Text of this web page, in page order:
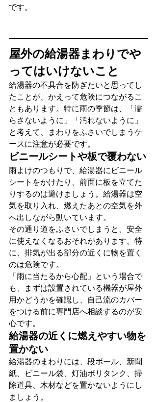
です。
屋外の給湯器まわりでや
ってはいけないこと
給湯器の不具合を防ぎたいと思ってし
たことが、かえって危険につながるこ
ともあります。特に雨の季節は、「濡
らさないように」「汚れないように」
と考えて、まわりをふさいでしまうケ
ースに注意が必要です。
ビニールシートや板で覆わない
雨よけのつもりで、給湯器にビニール
シートをかけたり、前面に板を立てた
りするのは避けましょう。給湯器は空
気を取り入れ、燃えたあとの空気を外
へ出しながら動いています。
その通り道をふさいでしまうと、安全
に使えなくなるおそれがあります。特
に、排気が出る部分の近くに物を置く
のは危険です。
「雨に当たるから心配」という場合で
も、まずは設置されている機器が屋外
用かどうかを確認し、自己流のカバー
をつける前に専門店へ相談するのが安
心です。
給湯器の近くに燃えやすい物を
置かない
給湯器のまわりには、段ボール、新聞
紙、ビニール袋、灯油ポリタンク、掃
除道具、木材などを置かないようにし
ましょう。